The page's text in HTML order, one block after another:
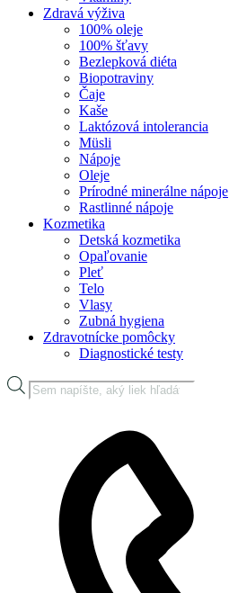
Zdravá výživa
100% oleje
100% šťavy
Bezlepková diéta
Biopotraviny
Čaje
Kaše
Laktózová intolerancia
Müsli
Nápoje
Oleje
Prírodné minerálne nápoje
Rastlinné nápoje
Kozmetika
Detská kozmetika
Opaľovanie
Pleť
Telo
Vlasy
Zubná hygiena
Zdravotnícke pomôcky
Diagnostické testy
Products
search